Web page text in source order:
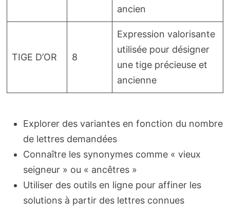
ancien
TIGE D’OR 8
Expression valorisante
utilisée pour désigner
une tige précieuse et
ancienne
Explorer des variantes en fonction du nombre
de lettres demandées
Connaître les synonymes comme « vieux
seigneur » ou « ancêtres »
Utiliser des outils en ligne pour affiner les
solutions à partir des lettres connues